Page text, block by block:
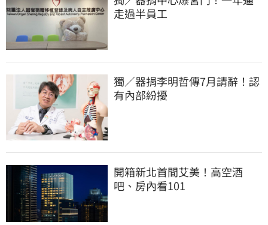
走過半員工
獨／器捐李明哲傳7月請辭！認
有內部紛擾
開箱新北首間艾美！高空酒
吧、房內看101